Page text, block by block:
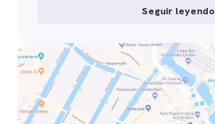
Seguir leyendo